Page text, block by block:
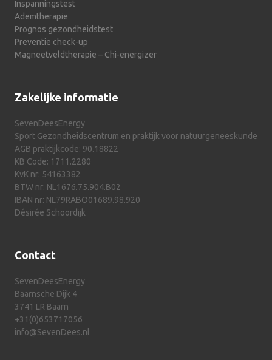
Inspanningstest
Ademtherapie
Prognos gezondheidstest
Preventie check-up
Magneetveldtherapie – Chi-energizer
Zakelijke informatie
SevenDeesEnergy
Sport Gezondheidscentrum en praktijk voor natuurgeneeskunde
AGB praktijkcode: 90.18822
KB Code: 1711.2280
KvK nr: 54163382
BTW nr: NL1676.75.904.B02
IBAN nr: NL79RABO01689.98.920
Désirée Schoordijk
Contact
SevenDeesEnergy
Baarnsche Dijk 4
3741 LR Baarn
+31(0)653717056
info@SevenDees.nl